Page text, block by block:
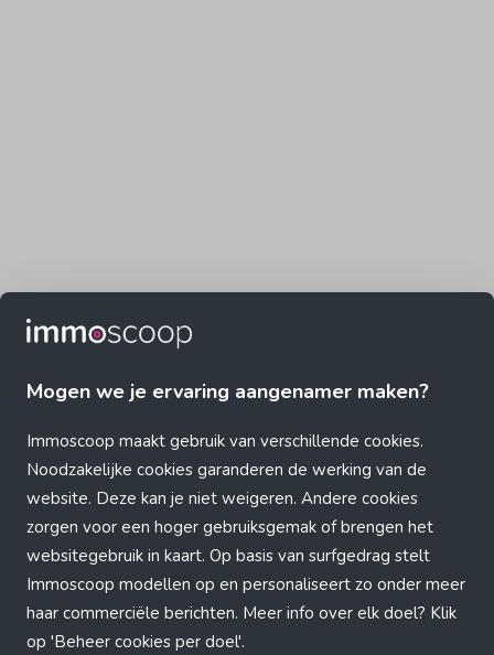
Mogen we je ervaring aangenamer maken?
Immoscoop maakt gebruik van verschillende cookies.
Noodzakelijke cookies garanderen de werking van de
website. Deze kan je niet weigeren. Andere cookies
zorgen voor een hoger gebruiksgemak of brengen het
websitegebruik in kaart. Op basis van surfgedrag stelt
Immoscoop modellen op en personaliseert zo onder meer
haar commerciële berichten. Meer info over elk doel? Klik
op 'Beheer cookies per doel'.
Application error: a client-side exception has occurred (see the
browser console for more information)